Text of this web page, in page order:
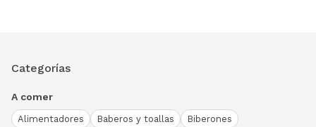
Categorías
A comer
Alimentadores Baberos y toallas
Biberones